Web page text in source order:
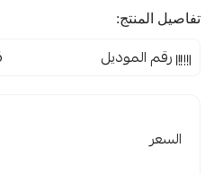
تفاصيل المنتج:
رقم الموديل
السعر